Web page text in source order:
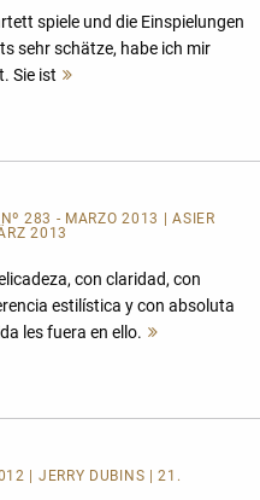
spiele und die Einspielungen
sehr schätze, habe ich mir
Sie ist
283 - MARZO 2013 | ASIER
2013
con claridad, con
estilística y con absoluta
les fuera en ello.
| JERRY DUBINS | 21.